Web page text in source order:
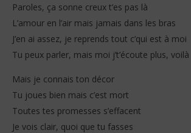
Paroles, ça sonne creux t’es pas là
L’amour en l’air mais jamais dans les bras
J’en ai assez, je reprends tout c’qui est à moi
Tu peux parler, mais moi j’t’écoute plus, voilà
Mais je connais ton décor
Tu joues bien mais c’est mort
Toutes tes promesses s’effacent
Je vois clair, quoi que tu fasses